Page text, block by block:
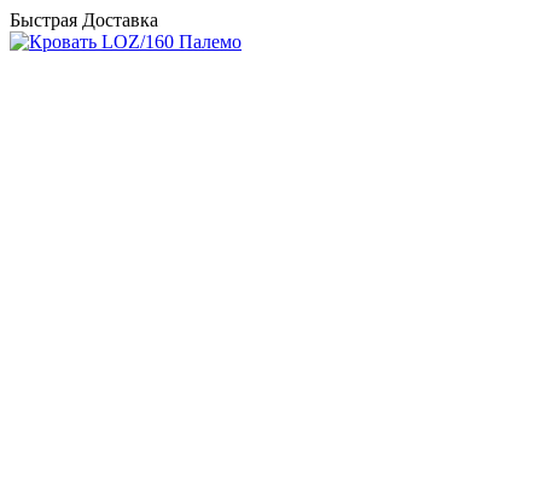
Быстрая Доставка